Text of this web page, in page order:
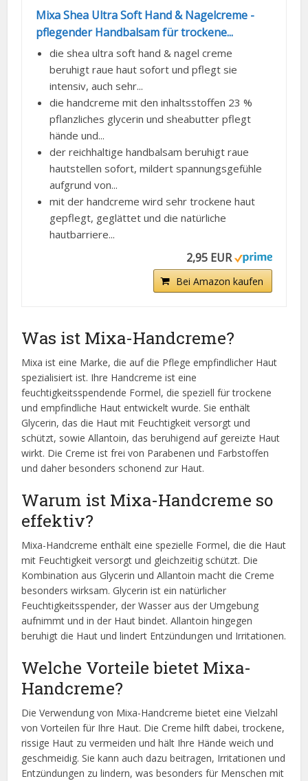
Mixa Shea Ultra Soft Hand & Nagelcreme -
pflegender Handbalsam für trockene...
die shea ultra soft hand & nagel creme
beruhigt raue haut sofort und pflegt sie
intensiv, auch sehr...
die handcreme mit den inhaltsstoffen 23 %
pflanzliches glycerin und sheabutter pflegt
hände und...
der reichhaltige handbalsam beruhigt raue
hautstellen sofort, mildert spannungsgefühle
aufgrund von...
mit der handcreme wird sehr trockene haut
gepflegt, geglättet und die natürliche
hautbarriere...
2,95 EUR
Bei Amazon kaufen
Was ist Mixa-Handcreme?
Mixa ist eine Marke, die auf die Pflege empfindlicher Haut
spezialisiert ist. Ihre Handcreme ist eine
feuchtigkeitsspendende Formel, die speziell für trockene
und empfindliche Haut entwickelt wurde. Sie enthält
Glycerin, das die Haut mit Feuchtigkeit versorgt und
schützt, sowie Allantoin, das beruhigend auf gereizte Haut
wirkt. Die Creme ist frei von Parabenen und Farbstoffen
und daher besonders schonend zur Haut.
Warum ist Mixa-Handcreme so
effektiv?
Mixa-Handcreme enthält eine spezielle Formel, die die Haut
mit Feuchtigkeit versorgt und gleichzeitig schützt. Die
Kombination aus Glycerin und Allantoin macht die Creme
besonders wirksam. Glycerin ist ein natürlicher
Feuchtigkeitsspender, der Wasser aus der Umgebung
aufnimmt und in der Haut bindet. Allantoin hingegen
beruhigt die Haut und lindert Entzündungen und Irritationen.
Welche Vorteile bietet Mixa-
Handcreme?
Die Verwendung von Mixa-Handcreme bietet eine Vielzahl
von Vorteilen für Ihre Haut. Die Creme hilft dabei, trockene,
rissige Haut zu vermeiden und hält Ihre Hände weich und
geschmeidig. Sie kann auch dazu beitragen, Irritationen und
Entzündungen zu lindern, was besonders für Menschen mit